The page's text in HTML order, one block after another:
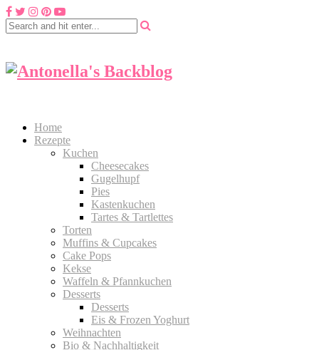
Home
Rezepte
Kuchen
Cheesecakes
Gugelhupf
Pies
Kastenkuchen
Tartes & Tartlettes
Torten
Muffins & Cupcakes
Cake Pops
Kekse
Waffeln & Pfannkuchen
Desserts
Desserts
Eis & Frozen Yoghurt
Weihnachten
Bio & Nachhaltigkeit